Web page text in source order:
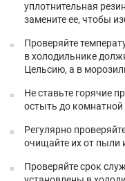
уплотнительная
замените ее, чтобы
Проверяйте
в холодильнике
Цельсию, а в
Не ставьте горячие
остыть до
Регулярно
очищайте их от пыли
Проверяйте срок